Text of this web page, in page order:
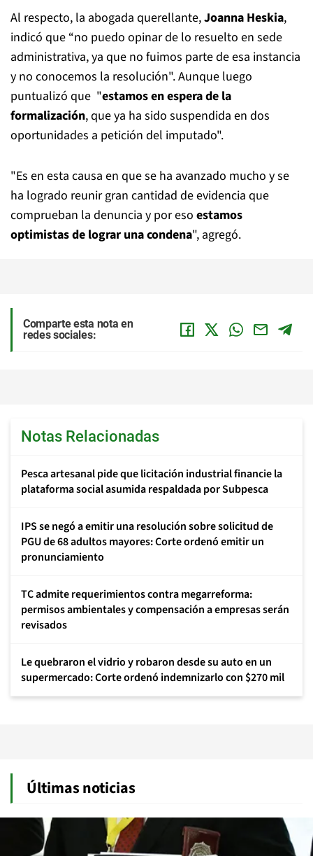
Al respecto, la abogada querellante,Joanna Heskia,
indicó que “no puedo opinar de lo resuelto en sede
administrativa, ya que no fuimos parte de esa instancia
y no conocemos la resolución". Aunque luego
puntualizó que "estamos en espera de la
formalización, que ya ha sido suspendida en dos
oportunidades a petición del imputado".
"Es en esta causa en que se ha avanzado mucho y se
ha logrado reunir gran cantidad de evidencia que
comprueban la denuncia y por eso estamos
optimistas de lograr una condena", agregó.
Comparte esta nota en
redes sociales:
Notas Relacionadas
Pesca artesanal pide que licitación industrial financie la
plataforma social asumida respaldada por Subpesca
IPS se negó a emitir una resolución sobre solicitud de
PGU de 68 adultos mayores: Corte ordenó emitir un
pronunciamiento
TC admite requerimientos contra megarreforma:
permisos ambientales y compensación a empresas serán
revisados
Le quebraron el vidrio y robaron desde su auto en un
supermercado: Corte ordenó indemnizarlo con $270 mil
Últimas noticias